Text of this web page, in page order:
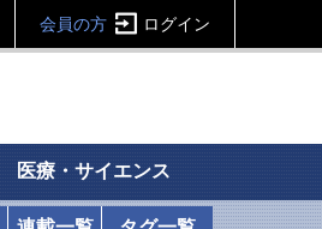
会員の方 ログイン
医療・サイエンス